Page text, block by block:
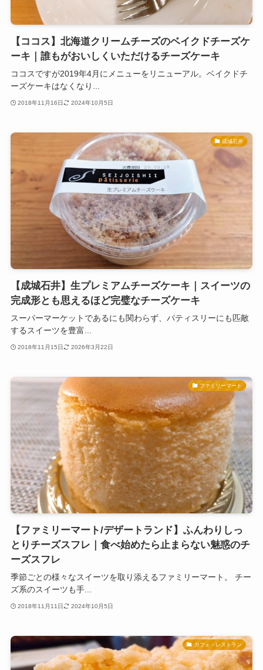
【ココス】北海道クリームチーズのベイクドチーズケ
ーキ｜誰もがおいしくいただけるチーズケーキ
ココスですが2019年4月にメニューをリニューアル。ベイクドチ
ーズケーキはなくなり...
2018年11月16日 2024年10月5日
成城石井
【成城石井】生プレミアムチーズケーキ｜スイーツの
完成形とも思えるほど完璧なチーズケーキ
スーパーマーケットであるにも関わらず、パティスリーにも匹敵
するスイーツを豊富...
2018年11月15日 2026年3月22日
ファミリーマート
【ファミリーマート/デザートランド】ふんわりしっ
とりチーズスフレ｜食べ始めたら止まらない魅惑のチ
ーズスフレ
季節ごとの様々なスイーツを取り添えるファミリーマート。 チー
ズ系のスイーツも手...
2018年11月11日 2024年10月5日
カフェ・レストラン